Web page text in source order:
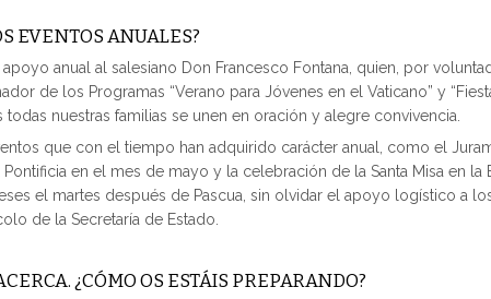
EVENTOS ANUALES?
anual al salesiano Don Francesco Fontana, quien, por
de los Programas “Verano para Jóvenes en el Vaticano” y
todas nuestras familias se unen en oración y alegre convivencia.
que con el tiempo han adquirido carácter anual, como el
Pontificia en el mes de mayo y la celebración de la Santa Misa en la
el martes después de Pascua, sin olvidar el apoyo logístico a
de la Secretaría de Estado.
¿CÓMO OS ESTÁIS PREPARANDO?